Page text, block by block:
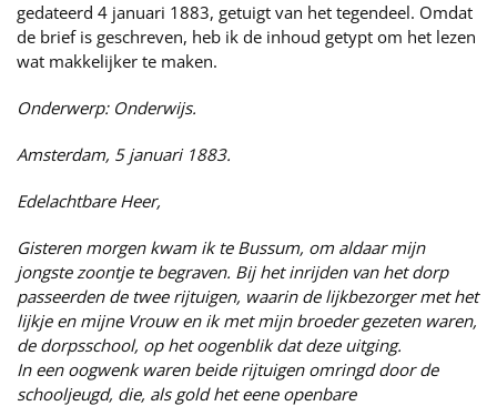
gedateerd 4 januari 1883, getuigt van het tegendeel. Omdat
de brief is geschreven, heb ik de inhoud getypt om het lezen
wat makkelijker te maken.
Onderwerp: Onderwijs.
Amsterdam, 5 januari 1883.
Edelachtbare Heer,
Gisteren morgen kwam ik te Bussum, om aldaar mijn
jongste zoontje te begraven. Bij het inrijden van het dorp
passeerden de twee rijtuigen, waarin de lijkbezorger met het
lijkje en mijne Vrouw en ik met mijn broeder gezeten waren,
de dorpsschool, op het oogenblik dat deze uitging.
In een oogwenk waren beide rijtuigen omringd door de
schooljeugd, die, als gold het eene openbare